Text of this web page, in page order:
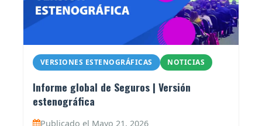
VERSIONES ESTENOGRÁFICAS NOTICIAS
Informe global de Seguros | Versión
estenográfica
Publicado el Mayo 21, 2026